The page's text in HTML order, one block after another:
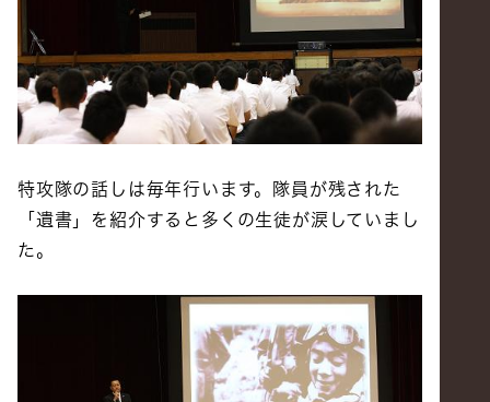
特攻隊の話しは毎年行います。隊員が残された
「遺書」を紹介すると多くの生徒が涙していまし
た。